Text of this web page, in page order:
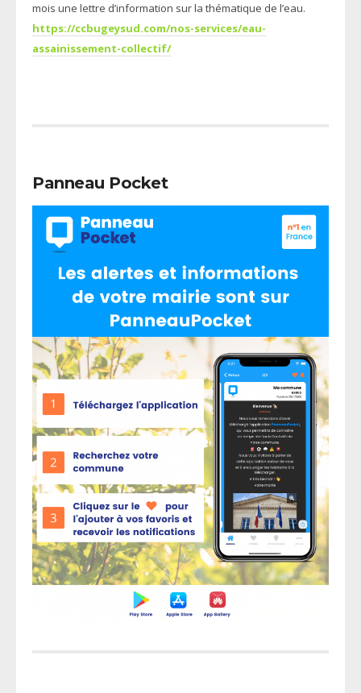
mois une lettre d’information sur la thématique de l’eau.
https://ccbugeysud.com/nos-services/eau-
assainissement-collectif/
Panneau Pocket